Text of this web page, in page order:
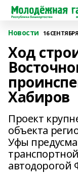
Новости 16 СЕНТЯБРЯ
Ход
Хабиров
Проект
объекта
Уфы